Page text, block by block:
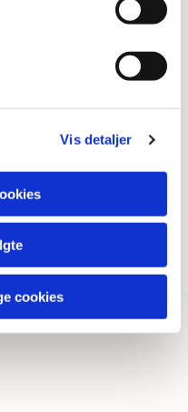
Vis detaljer
cookies